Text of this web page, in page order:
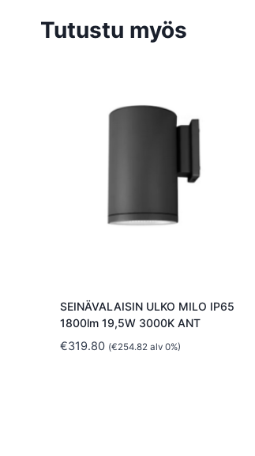
Tutustu myös
SEINÄVALAISIN ULKO MILO IP65
1800lm 19,5W 3000K ANT
€319.80 (€254.82alv 0%)